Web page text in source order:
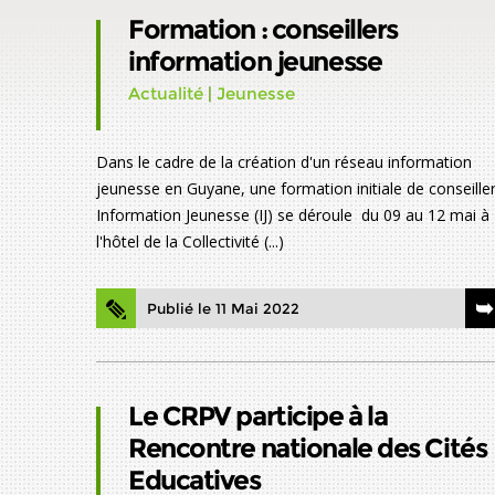
Formation : conseillers
information jeunesse
Actualité | Jeunesse
Dans le cadre de la création d'un réseau information
jeunesse en Guyane, une formation initiale de
Information Jeunesse (IJ) se déroule du 09 au 12 mai à
l'hôtel de la Collectivité (...)
Publié le 11 Mai 2022
Le CRPV participe à la
Rencontre nationale des Cités
Educatives